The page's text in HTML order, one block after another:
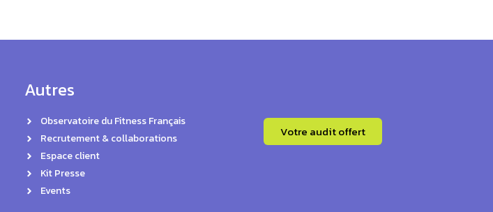
Autres
Observatoire du Fitness Français
Recrutement & collaborations
Espace client
Kit Presse
Events
Votre audit offert